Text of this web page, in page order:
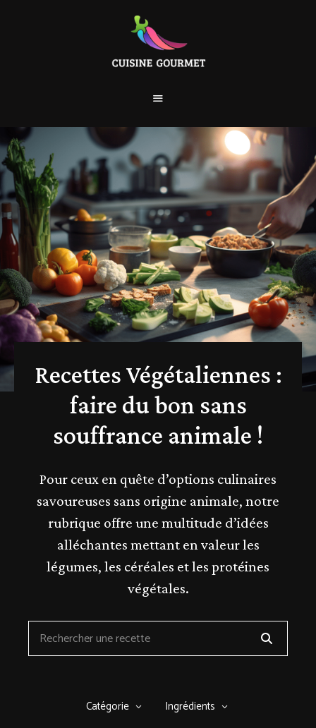
Recettes Végétaliennes :
faire du bon sans
souffrance animale !
Pour ceux en quête d’options culinaires
savoureuses sans origine animale, notre
rubrique offre une multitude d’idées
alléchantes mettant en valeur les
légumes, les céréales et les protéines
végétales.
Catégorie
Ingrédients